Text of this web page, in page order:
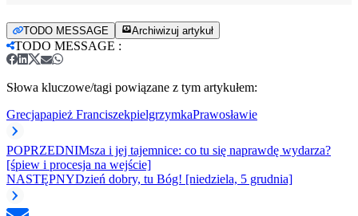
TODO MESSAGE Archiwizuj artykuł
TODO MESSAGE :
Słowa kluczowe/tagi powiązane z tym artykułem:
Grecjapapież FranciszekpielgrzymkaPrawosławie
POPRZEDNIMsza i jej tajemnice: co tu się naprawdę wydarza?
[śpiew i procesja na wejście]
NASTĘPNYDzień dobry, tu Bóg! [niedziela, 5 grudnia]